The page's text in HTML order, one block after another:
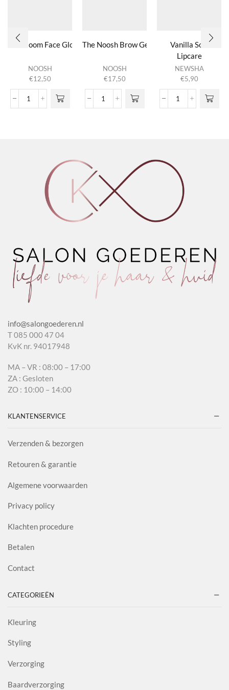
Full Bloom Face Gloss
NOOSH
€12,50
Full Bloom Face Gloss
The Noosh Brow Gel
NOOSH
€17,50
The Noosh Brow Gel
Vanilla Soft
Lipcare
NEWSHA
€5,90
Vanilla
info@salongoederen.nl
T 085 000 47 04
KvK nr. 94017948
MA – VR : 08:00 – 17:00
ZA : Gesloten
ZO : 10:00 – 14:00
KLANTENSERVICE
Verzenden & bezorgen
Retouren & garantie
Algemene voorwaarden
Privacy policy
Klachten procedure
Betalen
Contact
CATEGORIEËN
Kleuring
Styling
Verzorging
Baardverzorging